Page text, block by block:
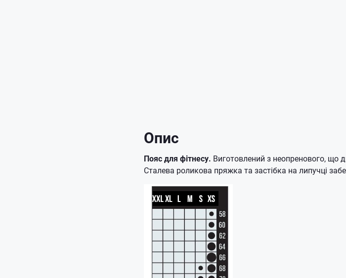
Опис
Пояс для фітнесу. Виготовлений з неопренового, що
Сталева роликова пряжка та застібка на липучці